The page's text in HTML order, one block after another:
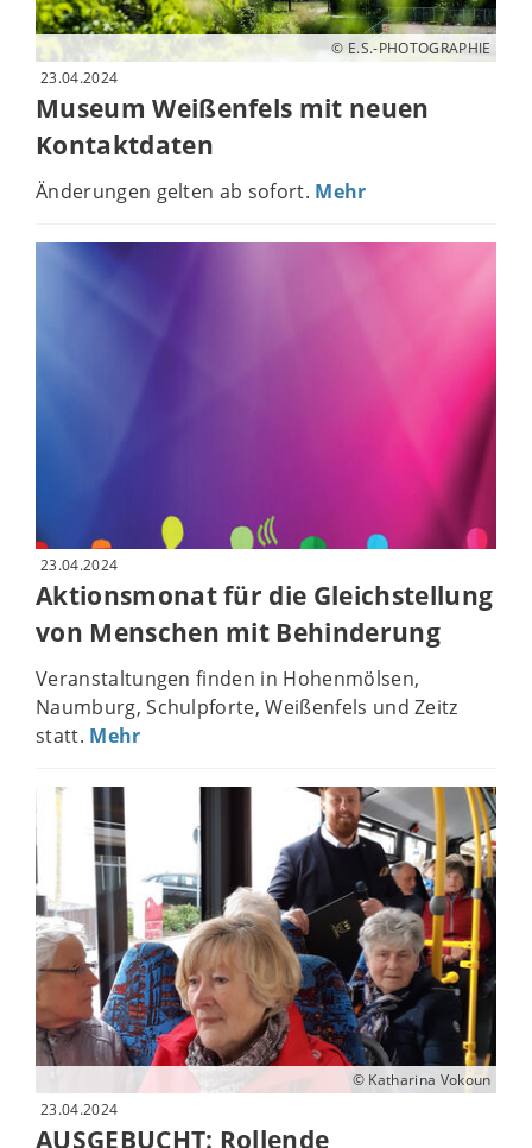
© E.S.-PHOTOGRAPHIE
23.04.2024
Museum Weißenfels mit neuen
Kontaktdaten
Änderungen gelten ab sofort. Mehr
23.04.2024
Aktionsmonat für die Gleichstellung
von Menschen mit Behinderung
Veranstaltungen finden in Hohenmölsen,
Naumburg, Schulpforte, Weißenfels und Zeitz
statt. Mehr
© Katharina Vokoun
23.04.2024
AUSGEBUCHT: Rollende